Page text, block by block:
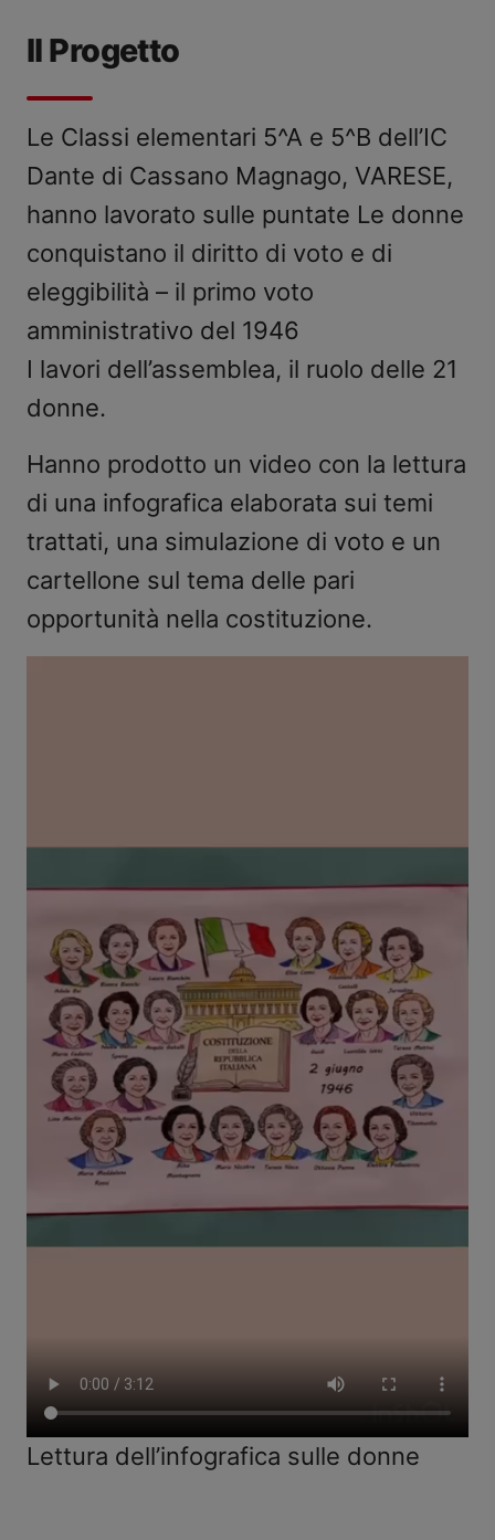
Il Progetto
Le Classi elementari 5^A e 5^B dell’IC
Dante di Cassano Magnago, VARESE,
hanno lavorato sulle puntate Le donne
conquistano il diritto di voto e di
eleggibilità – il primo voto
amministrativo del 1946
I lavori dell’assemblea, il ruolo delle 21
donne.
Hanno prodotto un video con la lettura
di una infografica elaborata sui temi
trattati, una simulazione di voto e un
cartellone sul tema delle pari
opportunità nella costituzione.
Lettura dell’infografica sulle donne